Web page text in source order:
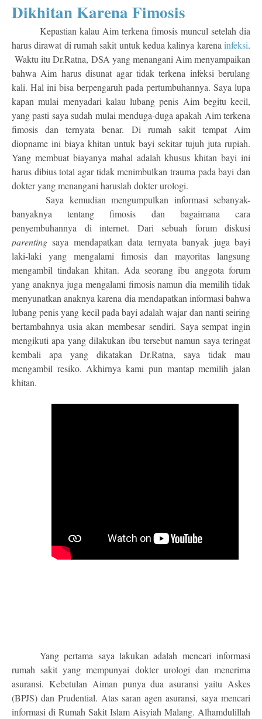
Dikhitan Karena Fimosis
Kepastian kalau Aim terkena fimosis muncul setelah dia
harus dirawat di rumah sakit untuk kedua kalinya karena infeksi.
Waktu itu Dr.Ratna, DSA yang menangani Aim menyampaikan
bahwa Aim harus disunat agar tidak terkena infeksi berulang
kali. Hal ini bisa berpengaruh pada pertumbuhannya. Saya lupa
kapan mulai menyadari kalau lubang penis Aim begitu kecil,
yang pasti saya sudah mulai menduga-duga apakah Aim terkena
fimosis dan ternyata benar. Di rumah sakit tempat Aim
diopname ini biaya khitan untuk bayi sekitar tujuh juta rupiah.
Yang membuat biayanya mahal adalah khusus khitan bayi ini
harus dibius total agar tidak menimbulkan trauma pada bayi dan
dokter yang menangani haruslah dokter urologi.
Saya kemudian mengumpulkan informasi sebanyak-
banyaknya tentang fimosis dan bagaimana cara
penyembuhannya di internet. Dari sebuah forum diskusi
parenting saya mendapatkan data ternyata banyak juga bayi
laki-laki yang mengalami fimosis dan mayoritas langsung
mengambil tindakan khitan. Ada seorang ibu anggota forum
yang anaknya juga mengalami fimosis namun dia memilih tidak
menyunatkan anaknya karena dia mendapatkan informasi bahwa
lubang penis yang kecil pada bayi adalah wajar dan nanti seiring
bertambahnya usia akan membesar sendiri. Saya sempat ingin
mengikuti apa yang dilakukan ibu tersebut namun saya teringat
kembali apa yang dikatakan Dr.Ratna, saya tidak mau
mengambil resiko. Akhirnya kami pun mantap memilih jalan
khitan.
Yang pertama saya lakukan adalah mencari informasi
rumah sakit yang mempunyai dokter urologi dan menerima
asuransi. Kebetulan Aiman punya dua asuransi yaitu Askes
(BPJS) dan Prudential. Atas saran agen asuransi, saya mencari
informasi di Rumah Sakit Islam Aisyiah Malang. Alhamdulillah